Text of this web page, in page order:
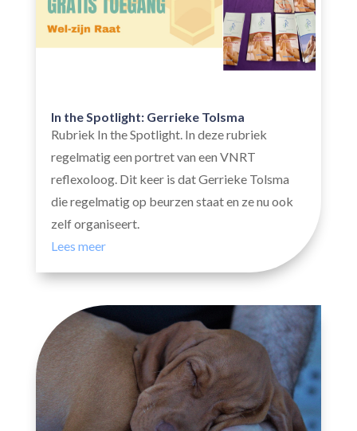
In the Spotlight: Gerrieke Tolsma
Rubriek In the Spotlight. In deze rubriek
regelmatig een portret van een VNRT
reflexoloog. Dit keer is dat Gerrieke Tolsma
die regelmatig op beurzen staat en ze nu ook
zelf organiseert.
Lees meer